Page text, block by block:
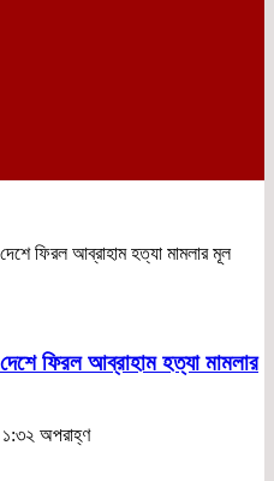
ফিরল আব্রাহাম হত্যা মামলার মূল
ফিরল আব্রাহাম হত্যা মামলার
অপরাহ্ণ